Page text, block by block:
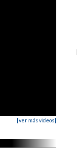
[ver más videos]